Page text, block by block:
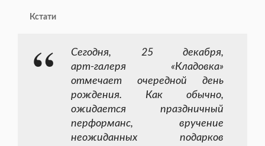
Кстати
Сегодня, 25 декабря,
арт-галеря «Кладовка»
отмечает очередной день
рождения. Как обычно,
ожидается праздничный
перформанс, вручение
неожиданных подарков